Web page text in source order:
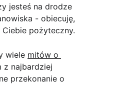
jesteś na drodze
- obiecuję,
pożyteczny.
wiele mitów o
z najbardziej
przekonanie o